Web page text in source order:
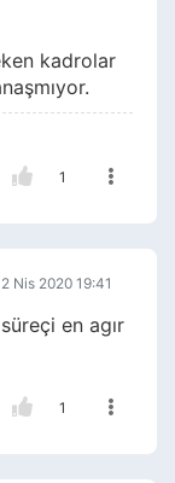
kadrolar
1
Nis 2020 19:41
en agır
1